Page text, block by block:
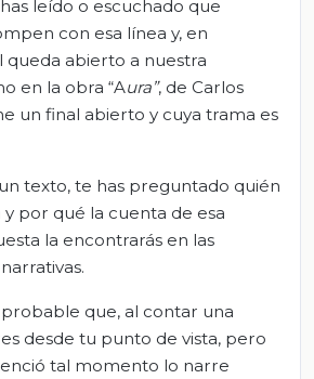
leído o escuchado que
con esa línea y, en
queda abierto a nuestra
en la obra “Aura”, de Carlos
un final abierto y cuya trama es
texto, te has preguntado quién
por qué la cuenta de esa
la encontrarás en las
que, al contar una
desde tu punto de vista, pero
tal momento lo narre